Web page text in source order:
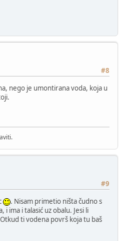
#8
nego je umontirana voda, koja u
#9
. Nisam primetio ništa čudno s
i ima i talasić uz obalu. Jesi li
ti vodena površ koja tu baš